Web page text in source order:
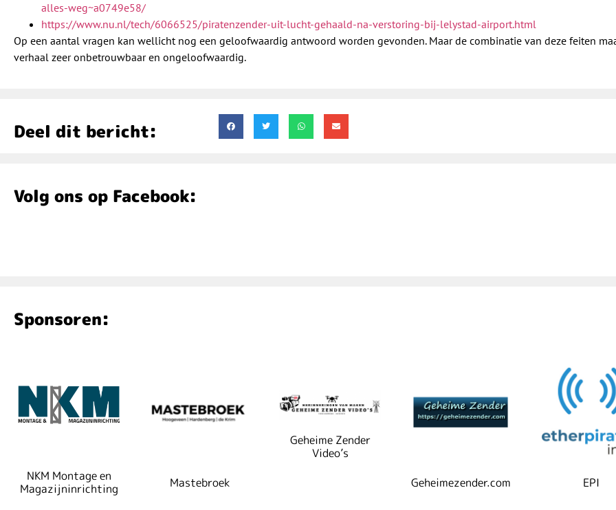
alles-weg~a0749e58/
https://www.nu.nl/tech/6066525/piratenzender-uit-lucht-gehaald-na-verstoring-bij-lelystad-airport.html
Op een aantal vragen kan wellicht nog een geloofwaardig antwoord worden gevonden. Maar de combinatie van deze feiten
verhaal zeer onbetrouwbaar en ongeloofwaardig.
Deel dit bericht:
Volg ons op Facebook:
Sponsoren:
NKM Montage en
Magazijninrichting
Mastebroek
Geheime Zender
Video’s
Geheimezender.com
EPI